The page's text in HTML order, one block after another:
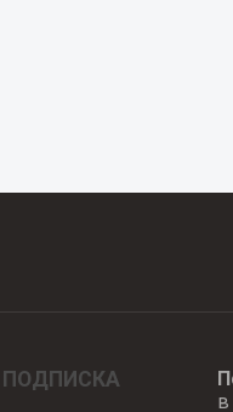
ПОДПИСКА
в